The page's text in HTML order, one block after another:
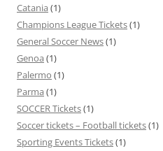
Catania (1)
Champions League Tickets(1)
General Soccer News(1)
Genoa (1)
Palermo (1)
Parma (1)
SOCCER Tickets(1)
Soccer tickets – Football tickets(1)
Sporting Events Tickets(1)